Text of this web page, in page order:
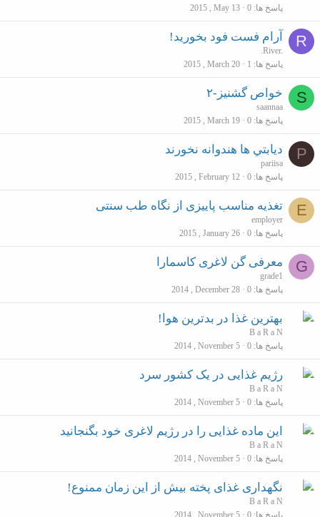
پاسخ ها 0
2015 , May 13
R آرام فست فود بخورید!
.River.
پاسخ ها 1
2015 , March 20
S خواص گشنیز-۲
saannaa
پاسخ ها 0
2015 , March 19
P ديابتي ها هندوانه نخورند
pariisa
پاسخ ها 0
2015 , February 12
E تغذیه مناسب پاییزی از نگاه طب سنتی
employer
پاسخ ها 0
2015 , January 26
G معرفی گن لاغری کاسمارا
grade1
پاسخ ها 0
2014 , December 28
بهترین غذا در بدترین هوا!
B a R a N
پاسخ ها 0
2014 , November 5
رژیم غذایی در یک کشور سرد
B a R a N
پاسخ ها 0
2014 , November 5
این ماده غذایی را در رژیم لاغری خود بگنجانید
B a R a N
پاسخ ها 0
2014 , November 5
نگهداری غذای پخته بیش از این زمان ممنوع!
B a R a N
پاسخ ها 0
2014 , November 5